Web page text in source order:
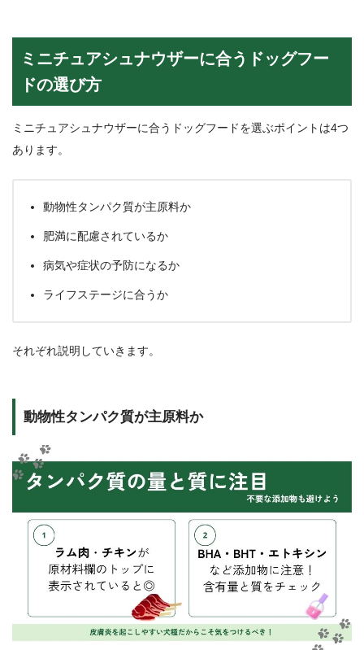
ミニチュアシュナウザーに合うドッグフー
ドの選び方
ミニチュアシュナウザーに合うドッグフードを選ぶポイントは4つ
あります。
動物性タンパク質が主原料か
肥満に配慮されているか
病気や症状の予防になるか
ライフステージに合うか
それぞれ説明していきます。
動物性タンパク質が主原料か